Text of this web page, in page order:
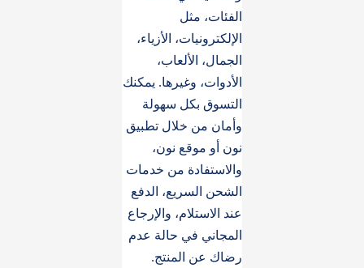
الفئات، مثل
الإلكترونيات، الأزياء،
الجمال، الألعاب،
الأدوات، وغيرها. يمكنك
التسوق بكل سهولة
وأمان من خلال تطبيق
نون أو موقع نون،
والاستفادة من خدمات
الشحن السريع، الدفع
عند الاستلام، والإرجاع
المجاني في حالة عدم
رضاك عن المنتج.